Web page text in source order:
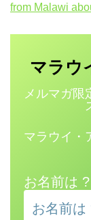
from Malawi
マラウ
メルマガ限
マラウイ・
お名前は ?